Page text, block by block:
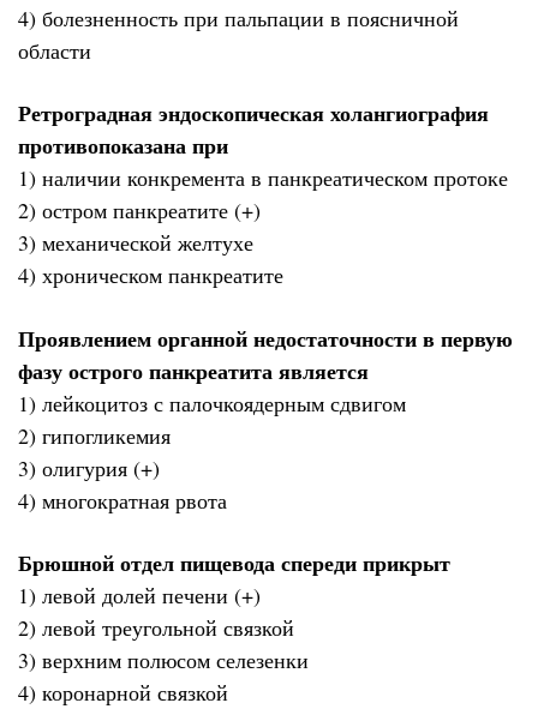
4) болезненность при пальпации в поясничной
области
Ретроградная эндоскопическая холангиография
противопоказана при
1) наличии конкремента в панкреатическом протоке
2) остром панкреатите (+)
3) механической желтухе
4) хроническом панкреатите
Проявлением органной недостаточности в первую
фазу острого панкреатита является
1) лейкоцитоз с палочкоядерным сдвигом
2) гипогликемия
3) олигурия (+)
4) многократная рвота
Брюшной отдел пищевода спереди прикрыт
1) левой долей печени (+)
2) левой треугольной связкой
3) верхним полюсом селезенки
4) коронарной связкой